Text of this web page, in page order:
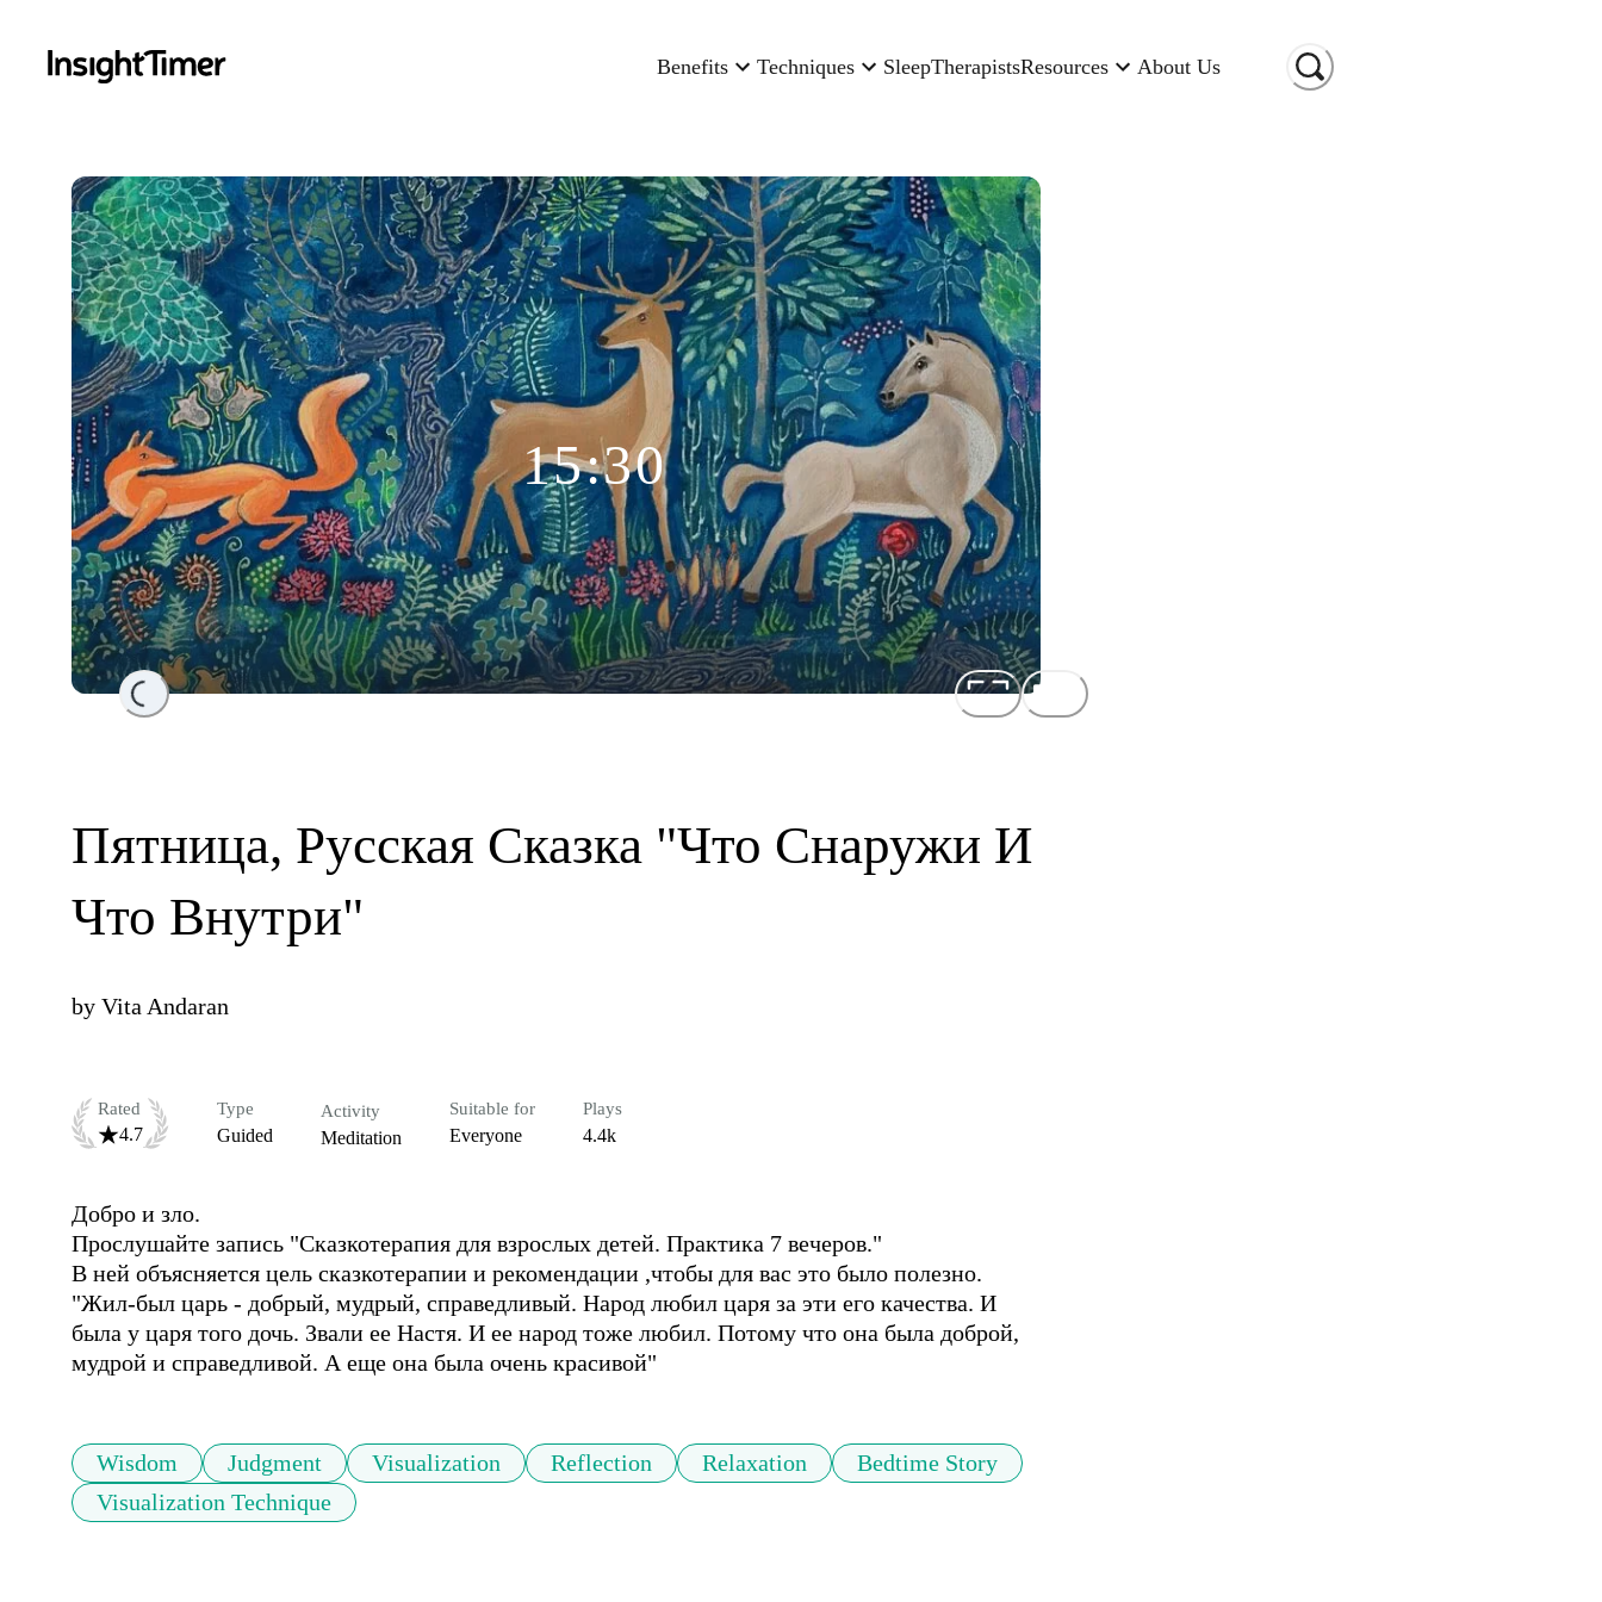
Benefits Techniques SleepTherapistsResources About Us
Loading...
15:30
Пятница, Русская Cказка "Что Снаружи И
Что Внутри"
by Vita Andaran
Rated
4.7
Type
Guided
Activity
Meditation
Suitable for
Everyone
Plays
4.4k
Добро и зло.
Прослушайте запись "Сказкотерапия для взрослых детей. Практика 7 вечеров."
В ней объясняется цель сказкотерапии и рекомендации ,чтобы для вас это было полезно.
"Жил-был царь - добрый, мудрый, справедливый. Народ любил царя за эти его качества. И
была у царя того дочь. Звали ее Настя. И ее народ тоже любил. Потому что она была доброй,
Wisdom Judgment Visualization Reflection Relaxation
Bedtime Story
Visualization Technique